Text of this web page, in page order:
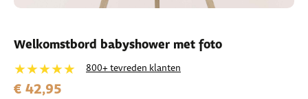
Welkomstbord babyshower met foto
★★★★★ 800+ tevreden klanten
€ 42,95